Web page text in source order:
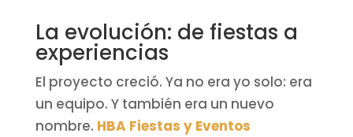
La evolución: de fiestas a
experiencias
El proyecto creció. Ya no era yo solo: era
un equipo. Y también era un nuevo
nombre. HBA Fiestas y Eventos